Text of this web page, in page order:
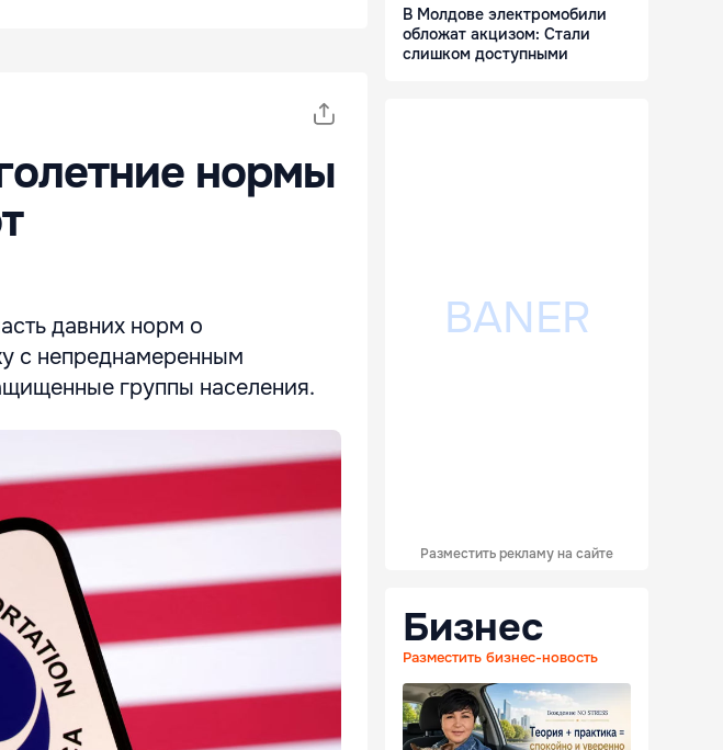
нормы
давних норм о
с непреднамеренным
группы населения.
В Молдове электромобили
обложат акцизом: Стали
слишком доступными
Разместить рекламу на сайте
Бизнес
Разместить бизнес-новость